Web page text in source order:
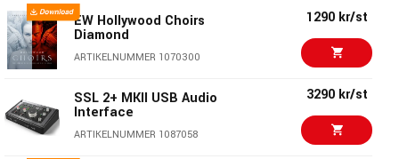
ARTIKELNUMMER 1081419
EW Hollywood Fantasy
Strings
ARTIKELNUMMER 1080727
930 kr/st
EW Hollywood Fantasy
Brass
930 kr/st
EW Hollywood Choirs
Diamond
ARTIKELNUMMER 1070300
1290 kr/st
SSL 2+ MKII USB Audio
Interface
ARTIKELNUMMER 1087058
3290 kr/st